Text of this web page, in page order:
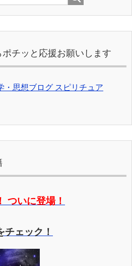
チッと応援お願いします
ついに登場！
チェック！